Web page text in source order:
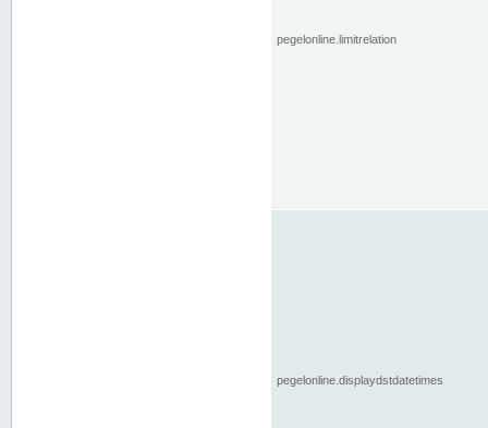
pegelonline.limitrelation
pegelonline.displaydstdatetimes